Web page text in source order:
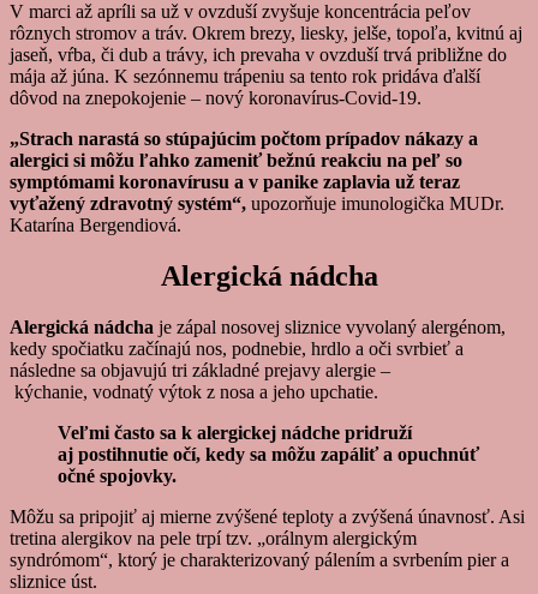
V marci až apríli sa už v ovzduší zvyšuje koncentrácia peľov
rôznych stromov a tráv. Okrem brezy, liesky, jelše, topoľa, kvitnú aj
jaseň, vŕba, či dub a trávy, ich prevaha v ovzduší trvá približne do
mája až júna. K sezónnemu trápeniu sa tento rok pridáva ďalší
dôvod na znepokojenie – nový koronavírus-Covid-19.
„Strach narastá so stúpajúcim počtom prípadov nákazy a
alergici si môžu ľahko zameniť bežnú reakciu na peľ so
symptómami koronavírusu a v panike zaplavia už teraz
vyťažený zdravotný systém“, upozorňuje imunologička MUDr.
Katarína Bergendiová.
Alergická nádcha
Alergická nádcha je zápal nosovej sliznice vyvolaný alergénom,
kedy spočiatku začínajú nos, podnebie, hrdlo a oči svrbieť a
následne sa objavujú tri základné prejavy alergie –
kýchanie, vodnatý výtok z nosa a jeho upchatie.
Veľmi často sa k alergickej nádche pridruží
aj postihnutie očí, kedy sa môžu zapáliť a opuchnúť
očné spojovky.
Môžu sa pripojiť aj mierne zvýšené teploty a zvýšená únavnosť. Asi
tretina alergikov na pele trpí tzv. „orálnym alergickým
syndrómom“, ktorý je charakterizovaný pálením a svrbením pier a
sliznice úst.